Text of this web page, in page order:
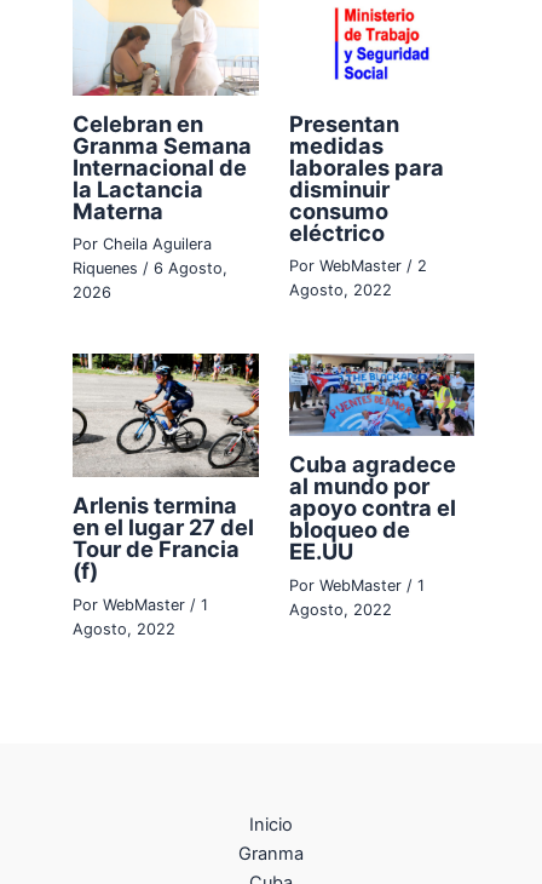
Celebran en
Granma Semana
Internacional de
la Lactancia
Materna
PorCheila Aguilera
Riquenes/6 Agosto,
2026
Presentan
medidas
laborales para
disminuir
consumo
eléctrico
Por WebMaster / 2
Agosto, 2022
Arlenis termina
en el lugar 27 del
Tour de Francia
(f)
PorWebMaster /1
Agosto, 2022
Cuba agradece
al mundo por
apoyo contra el
bloqueo de
EE.UU
Por WebMaster / 1
Agosto, 2022
Inicio
Granma